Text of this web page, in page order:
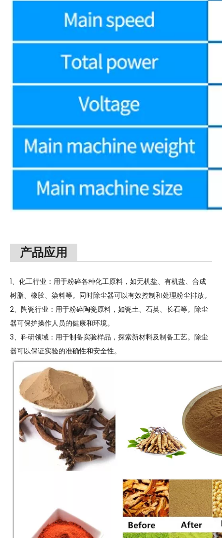
产品应用
1、化工行业：用于粉碎各种化工原料，如无机盐、有机盐、合成
树脂、橡胶、染料等。同时除尘器可以有效控制和处理粉尘排放。
2、陶瓷行业：用于粉碎陶瓷原料，如瓷土、石英、长石等。除尘
器可保护操作人员的健康和环境。
3、科研领域：用于制备实验样品，探索新材料及制备工艺。除尘
器可以保证实验的准确性和安全性。